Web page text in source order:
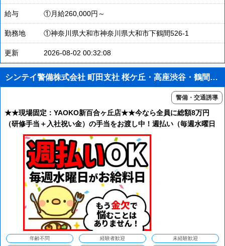
給与 ①月給260,000円～
勤務地 ①神奈川県大和市神奈川県大和市下鶴間526-1
更新 2026-08-02 00:32:08
シンテイ警備株式会社 町田支社 桜ケ丘・高座渋谷・鶴間(43)エリア/A3203200109
警備・交通誘導
★★現場固定：YAOKO新百合ヶ丘店★★今なら全員に総額8万円
（研修手当＋入社祝い金）の手当をお渡し中！週払い（毎週水曜日
がお給料日）＆直行直帰＆交通費全額支給＆有給休暇あり＆日給保
証も！未経験歓迎！
年齢不問 経験者歓迎 未経験歓迎